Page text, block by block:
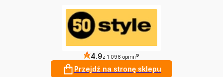
4.9z 1 096 opinii ?
Przejdź na stronę sklepu